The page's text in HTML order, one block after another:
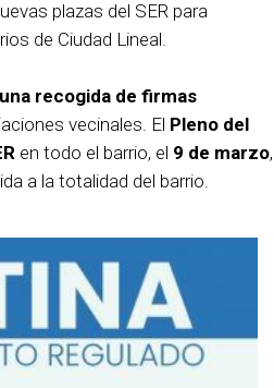
plazas del SER para
de Ciudad Lineal.
recogida de firmas
vecinales. El Pleno del
en todo el barrio, el 9 de marzo,
a la totalidad del barrio.